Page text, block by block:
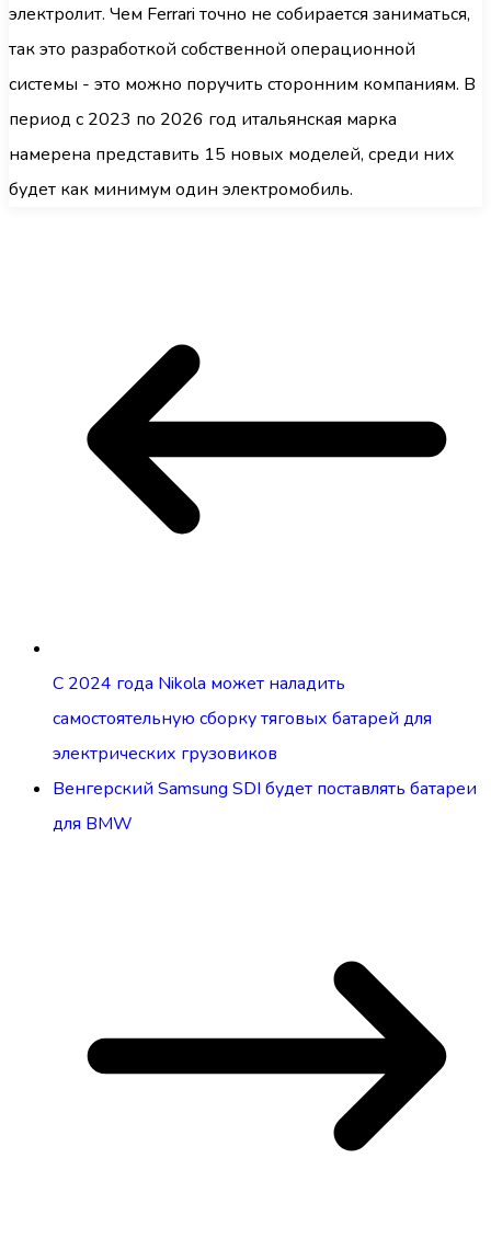
электролит. Чем Ferrari точно не собирается заниматься,
так это разработкой собственной операционной
системы - это можно поручить сторонним компаниям. В
период с 2023 по 2026 год итальянская марка
намерена представить 15 новых моделей, среди них
будет как минимум один электромобиль.
С 2024 года Nikola может наладить
самостоятельную сборку тяговых батарей для
электрических грузовиков
Венгерский Samsung SDI будет поставлять батареи
для BMW